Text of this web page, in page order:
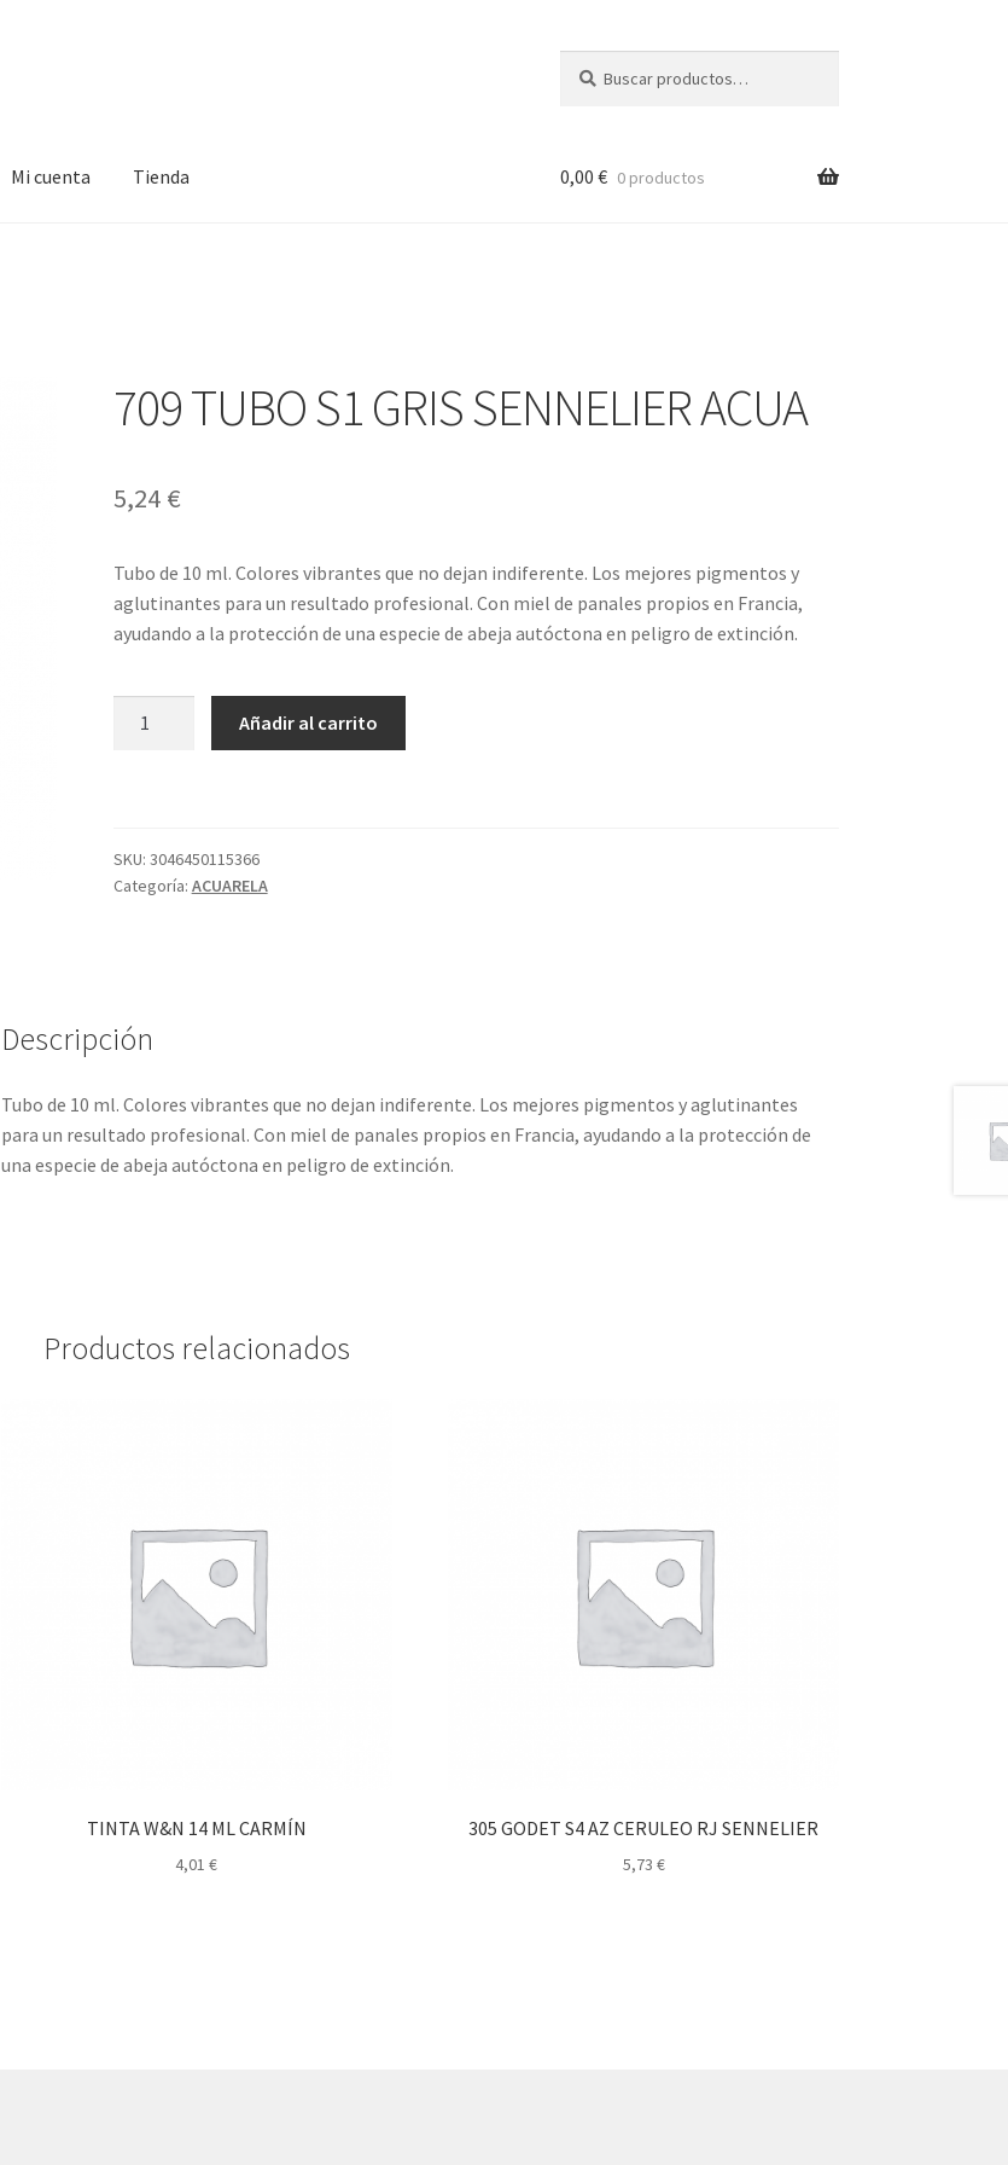
por:
Mi cuenta Tienda 0,00 € 0 productos
709 TUBO S1 GRIS SENNELIER ACUA
5,24 €
Tubo de 10 ml. Colores vibrantes que no dejan indiferente. Los mejores pigmentos y
aglutinantes para un resultado profesional. Con miel de panales propios en Francia,
ayudando a la protección de una especie de abeja autóctona en peligro de extinción.
ACUA
cantidad
Añadir al carrito
SKU: 3046450115366
Categoría: ACUARELA
Descripción
Tubo de 10 ml. Colores vibrantes que no dejan indiferente. Los mejores pigmentos y aglutinantes
para un resultado profesional. Con miel de panales propios en Francia, ayudando a la protección de
una especie de abeja autóctona en peligro de extinción.
Productos relacionados
TINTA W&N 14 ML CARMÍN
4,01€
305 GODET S4 AZ CERULEO RJ SENNELIER
5,73 €